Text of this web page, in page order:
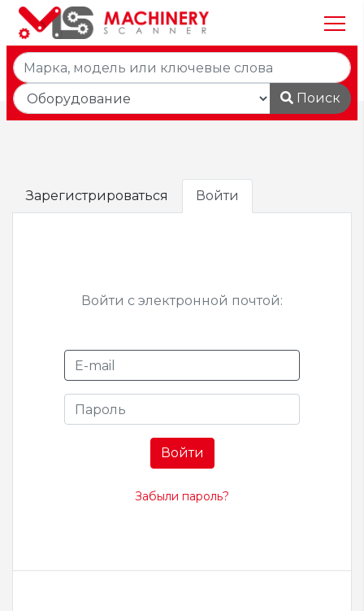
Поиск
Зарегистрироваться Войти
Войти с электронной почтой:
Войти
Забыли пароль?